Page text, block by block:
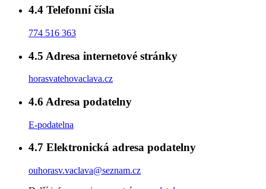
4.4 Telefonní čísla
774 516 363
4.5 Adresa internetové stránky
horasvatehovaclava.cz
4.6 Adresa podatelny
E-podatelna
4.7 Elektronická adresa podatelny
ouhorasv.vaclava@seznam.cz